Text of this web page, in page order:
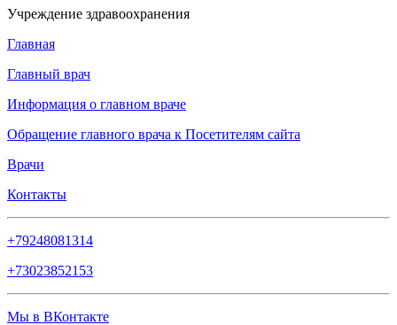
Учреждение здравоохранения
Главная
Главный врач
Информация о главном враче
Обращение главного врача к Посетителям сайта
Врачи
Контакты
+79248081314
+73023852153
Мы в ВКонтакте